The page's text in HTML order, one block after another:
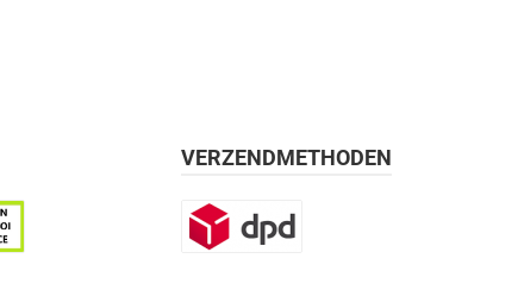
VERZENDMETHODEN